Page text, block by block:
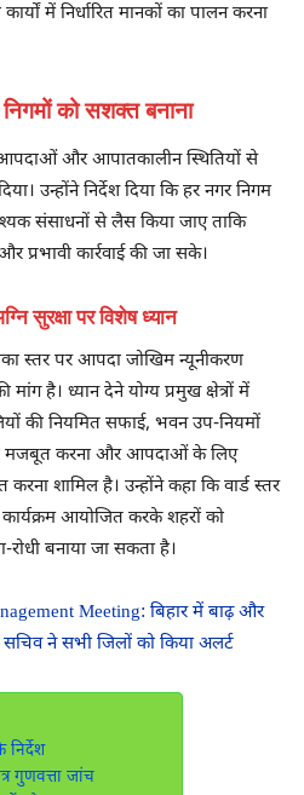
में निर्धारित मानकों का पालन करना
को सशक्त बनाना
आपदाओं और आपातकालीन स्थितियों से
उन्होंने निर्देश दिया कि हर नगर निगम
संसाधनों से लैस किया जाए ताकि
प्रभावी कार्रवाई की जा सके।
सुरक्षा पर विशेष ध्यान
स्तर पर आपदा जोखिम न्यूनीकरण
है। ध्यान देने योग्य प्रमुख क्षेत्रों में
की नियमित सफाई, भवन उप-नियमों
मजबूत करना और आपदाओं के लिए
करना शामिल है। उन्होंने कहा कि वार्ड स्तर
आयोजित करके शहरों को
बनाया जा सकता है।
Meeting: बिहार में बाढ़ और
ने सभी जिलों को किया अलर्ट
निर्देश
गुणवत्ता जांच